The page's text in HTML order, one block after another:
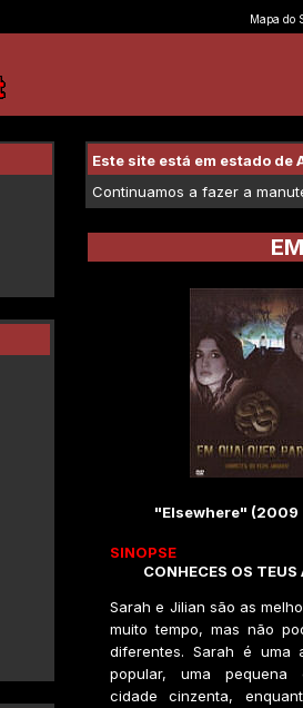
Mapa do
Este site está em estado de
Continuamos a fazer a
"Elsewhere" (2009
SINOPSE
CONHECES OS TEUS
Sarah e Jilian são as
muito tempo, mas não
diferentes. Sarah é uma
popular, uma pequena
cidade cinzenta,